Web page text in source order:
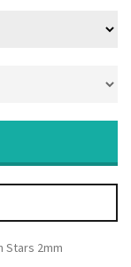
Stars 2mm